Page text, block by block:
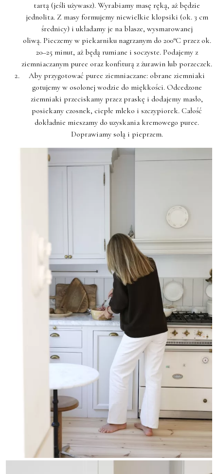
tartą (jeśli używasz). Wyrabiamy masę ręką, aż będzie
jednolita. Z masy formujemy niewielkie klopsiki (ok. 3 cm
średnicy) i układamy je na blasze, wysmarowanej
oliwą. Pieczemy w piekarniku nagrzanym do 200°C przez ok.
20–25 minut, aż będą rumiane i soczyste. Podajemy z
ziemniaczanym puree oraz konfiturą z żurawin lub porzeczek.
Aby przygotować puree ziemniaczane: obrane ziemniaki
gotujemy w osolonej wodzie do miękkości. Odcedzone
ziemniaki przeciskamy przez praskę i dodajemy masło,
posiekany czosnek, ciepłe mleko i szczypiorek. Całość
dokładnie mieszamy do uzyskaniakremowego puree.
Doprawiamy solą i pieprzem.